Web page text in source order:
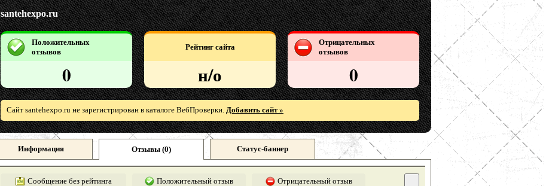
santehexpo.ru
Положительных
отзывов
0
Рейтинг сайта
н/о
Отрицательных
отзывов
0
Сайт santehexpo.ru не зарегистрирован в каталоге ВебПроверки. Добавить сайт »
Информация Отзывы (0) Статус-баннер
Сообщение без рейтинга Положительный отзыв Отрицательный отзыв